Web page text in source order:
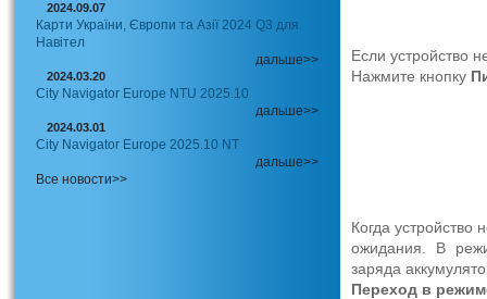
2024.09.07
Карти України, Європи та Азії 2024 Q3 для
Навітел
дальше>>
2024.03.20
City Navigator Europe NTU 2025.10
дальше>>
2024.03.01
City Navigator Europe 2025.10 NT
дальше>>
Все новости>>
Если устройство
Нажмите кнопку
Когда устройство
ожидания. В
заряда
Переход в режим